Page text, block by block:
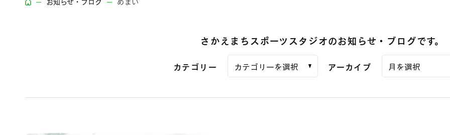
さかえまちスポーツスタジオのお知らせ・ブログです。
カテゴリー アーカイブ